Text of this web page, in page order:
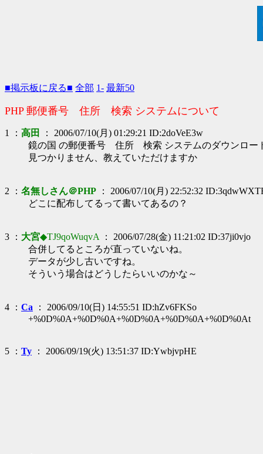
■掲示板に戻る■ 全部 1- 最新50
PHP 郵便番号 住所 検索 システムについて
1 ： 高田
： 2006/07/10(月) 01:29:21 ID:2doVeE3w
鏡の国 の郵便番号 住所 検索 システムのダウンロー
見つかりません、教えていただけますか
2 ： 名無しさん＠PHP ： 2006/07/10(月) 22:52:32
どこに配布してるって書いてあるの？
3 ： 大宮◆TJ9qoWuqvA ： 2006/07/28(金) 11:21:02 ID:37ji0vjo
合併してるところが直っていないね。
データが少し古いですね。
そういう場合はどうしたらいいのかな～
4 ： Ca ： 2006/09/10(日) 14:55:51 ID:hZv6FKSo
+%0D%0A+%0D%0A+%0D%0A+%0D%0A+%0D%0At
5 ： Ty ： 2006/09/19(火) 13:51:37 ID:YwbjvpHE